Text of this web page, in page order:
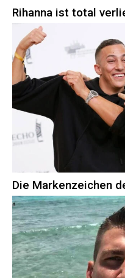
Rihanna ist total
Die Markenzeichen